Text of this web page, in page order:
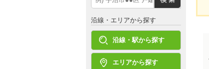
沿線・エリアから探す
沿線・駅から探す
エリアから探す